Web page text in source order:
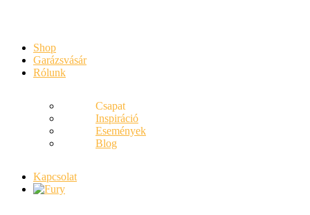
Shop
Garázsvásár
Rólunk
Csapat
Inspiráció
Események
Blog
Kapcsolat